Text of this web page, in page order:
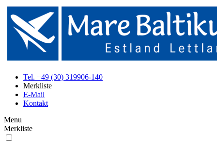
Tel. +49 (30) 319906-140
Merkliste
E-Mail
Kontakt
Menu
Merkliste